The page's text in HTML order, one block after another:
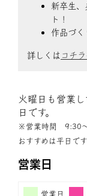
新卒生
ト！
作品づく
詳しくは コチ
火曜日も営業し
日です。
※営業時間 9:30
おすすめは平日です
営業日
営業日